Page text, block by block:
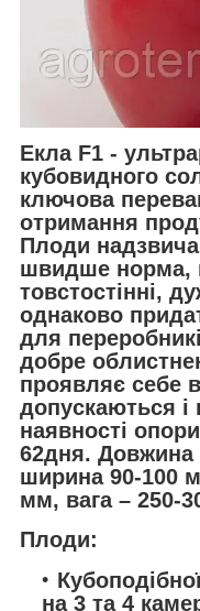
Екла F1 -
кубовидного
ключова
отримання
Плоди
швидше норма,
товстостінні,
однаково
для
добре
проявляє себе
допускаються і
наявності
62дня. Довжина
ширина 90-100
мм, вага – 250-
Плоди:
на 3 та 4